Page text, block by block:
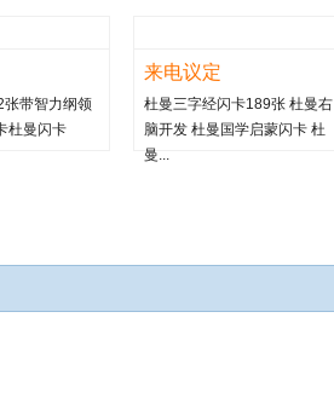
带智力纲领
杜曼闪卡
来电议定
杜曼三字经闪卡189张 杜曼右
脑开发 杜曼国学启蒙闪卡 杜
曼...